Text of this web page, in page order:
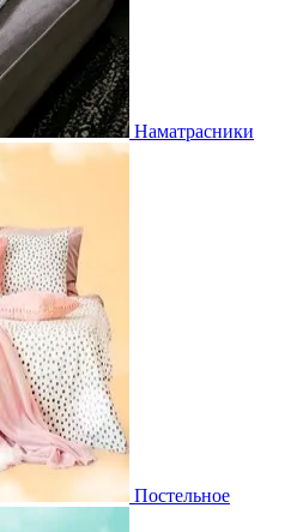
Наматрасники
Постельное